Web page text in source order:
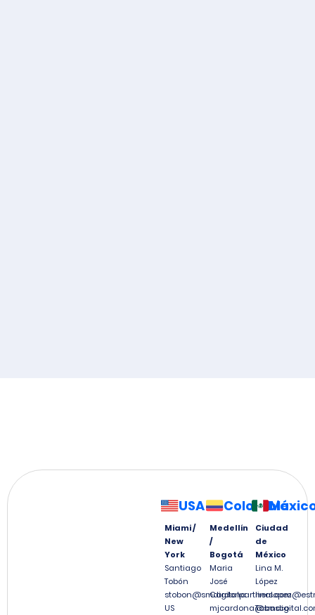
USA
Miami /
New
York
Santiago
Tobón
stobon@smdigitalpartners.com
US
Colombia
Medellín
/
Bogotá
Maria
José
Cardona
Ciudad
de
México
Lina M.
López
Tabasco